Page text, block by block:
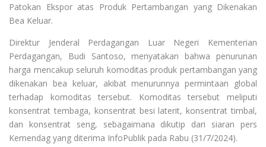
Patokan Ekspor atas Produk Pertambangan yang Dikenakan
Bea Keluar.
Direktur Jenderal Perdagangan Luar Negeri Kementerian
Perdagangan, Budi Santoso, menyatakan bahwa penurunan
harga mencakup seluruh komoditas produk pertambangan yang
dikenakan bea keluar, akibat menurunnya permintaan global
terhadap komoditas tersebut. Komoditas tersebut meliputi
konsentrat tembaga, konsentrat besi laterit, konsentrat timbal,
dan konsentrat seng, sebagaimana dikutip dari siaran pers
Kemendag yang diterima InfoPublik pada Rabu (31/7/2024).